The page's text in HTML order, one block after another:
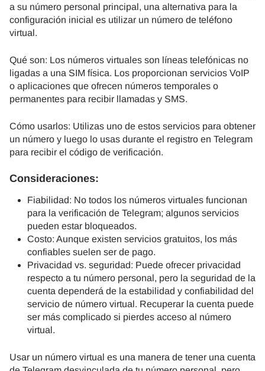
a su número personal principal, una alternativa para la
configuración inicial es utilizar un número de teléfono
virtual.
Qué son: Los números virtuales son líneas telefónicas no
ligadas a una SIM física. Los proporcionan servicios VoIP
o aplicaciones que ofrecen números temporales o
permanentes para recibir llamadas y SMS.
Cómo usarlos: Utilizas uno de estos servicios para obtener
un número y luego lo usas durante el registro en Telegram
para recibir el código de verificación.
Consideraciones:
Fiabilidad: No todos los números virtuales funcionan
para la verificación de Telegram; algunos servicios
pueden estar bloqueados.
Costo: Aunque existen servicios gratuitos, los más
confiables suelen ser de pago.
Privacidad vs. seguridad: Puede ofrecer privacidad
respecto a tu número personal, pero la seguridad de la
cuenta dependerá de la estabilidad y confiabilidad del
servicio de número virtual. Recuperar la cuenta puede
ser más complicado si pierdes acceso al número
virtual.
Usar un número virtual es una manera de tener una cuenta